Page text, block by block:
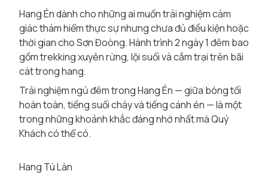
Hang Én dành cho những ai muốn trải nghiệm cảm
giác thám hiểm thực sự nhưng chưa đủ điều kiện hoặc
thời gian cho Sơn Đoòng. Hành trình 2 ngày 1 đêm bao
gồm trekking xuyên rừng, lội suối và cắm trại trên bãi
cát trong hang.
Trải nghiệm ngủ đêm trong Hang Én — giữa bóng tối
hoàn toàn, tiếng suối chảy và tiếng cánh én — là một
trong những khoảnh khắc đáng nhớ nhất mà Quý
Khách có thể có.
Hang Tú Làn